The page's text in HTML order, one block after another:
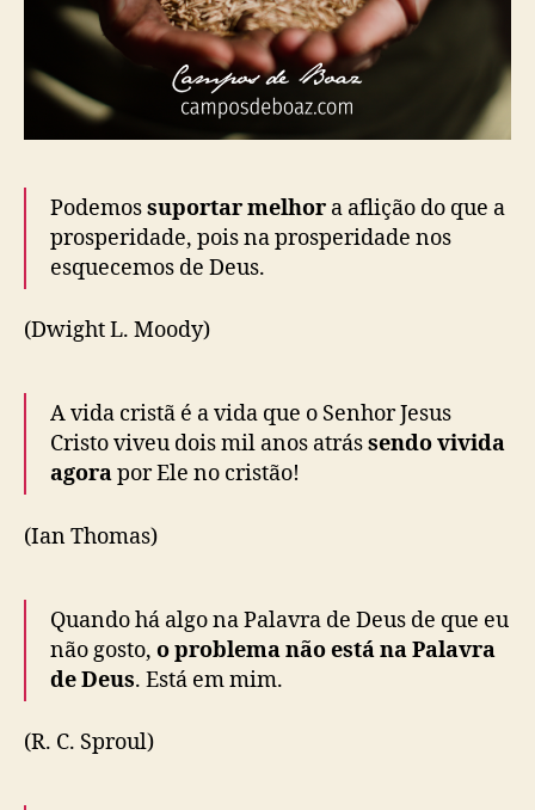
Podemossuportar melhor a aflição do que a
prosperidade, pois na prosperidade nos
esquecemos de Deus.
(Dwight L. Moody)
A vida cristã é a vida que o Senhor Jesus
Cristo viveu dois mil anos atrássendo vivida
agorapor Ele no cristão!
(Ian Thomas)
Quando há algo na Palavra de Deus de que eu
não gosto, o problema não está na Palavra
de Deus. Está em mim.
(R. C. Sproul)